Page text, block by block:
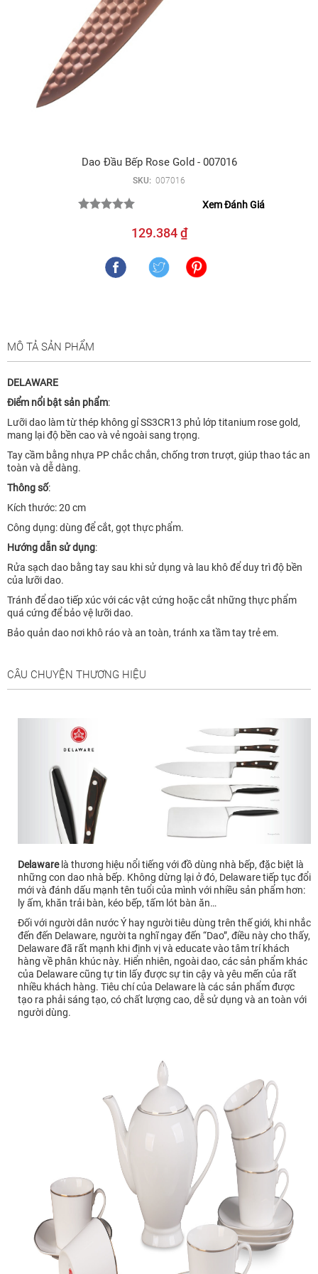
Dao Đầu Bếp Rose Gold - 007016
SKU: 007016
Xem Đánh Giá
129.384 ₫
MÔ TẢ SẢN PHẨM
DELAWARE
Điểm nổi bật sản phẩm:
Lưỡi dao làm từ thép không gỉ SS3CR13 phủ lớp titanium rose gold,
mang lại độ bền cao và vẻ ngoài sang trọng.
Tay cầm bằng nhựa PP chắc chắn, chống trơn trượt, giúp thao tác an
toàn và dễ dàng.
Thông số:
Kích thước: 20 cm
Công dụng: dùng để cắt, gọt thực phẩm.
Hướng dẫn sử dụng:
Rửa sạch dao bằng tay sau khi sử dụng và lau khô để duy trì độ bền
của lưỡi dao.
Tránh để dao tiếp xúc với các vật cứng hoặc cắt những thực phẩm
quá cứng để bảo vệ lưỡi dao.
Bảo quản dao nơi khô ráo và an toàn, tránh xa tầm tay trẻ em.
CÂU CHUYỆN THƯƠNG HIỆU
Delawarelà thương hiệu nổi tiếng với đồ dùng nhà bếp, đặc biệt là
những con dao nhà bếp. Không dừng lại ở đó, Delaware tiếp tục đổi
mới và đánh dấu mạnh tên tuổi của mình với nhiều sản phẩm hơn:
ly ấm, khăn trải bàn, kéo bếp, tấm lót bàn ăn…
Đối với người dân nước Ý hay người tiêu dùng trên thế giới, khi nhắc
đến đến Delaware, người ta nghĩ ngay đến “Dao”, điều này cho thấy,
Delaware đã rất mạnh khi định vị và educate vào tâm trí khách
hàng về phân khúc này. Hiển nhiên, ngoài dao, các sản phẩm khác
của Delaware cũng tự tin lấy được sự tin cậy và yêu mến của rất
nhiều khách hàng. Tiêu chí của Delaware là các sản phẩm được
tạo ra phải sáng tạo, có chất lượng cao, dễ sử dụng và an toàn với
người dùng.